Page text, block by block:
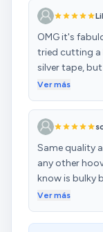
OMG it's
tried cutting a
silver tape,
new ones.
around. Well
Ver más
Same quality
any other
know is bulky
quickly.
Ver más